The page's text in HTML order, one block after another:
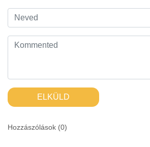
ELKÜLD
Hozzászólások (0)